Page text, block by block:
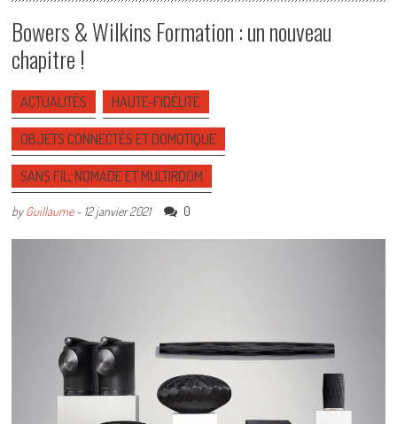
Bowers & Wilkins Formation : un nouveau
chapitre !
ACTUALITÉS HAUTE-FIDÉLITÉ
OBJETS CONNECTÉS ET DOMOTIQUE
SANS FIL, NOMADE ET MULTIROOM
byGuillaume- 12 janvier 2021 0